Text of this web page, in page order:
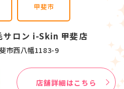
甲斐市
サロン i-Skin 甲斐店
市西八幡1183-9
店舗詳細はこちら